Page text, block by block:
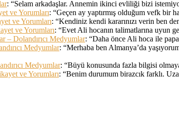
: “Selam arkadaşlar. Annemin ikinci evliliği bizi
ve Yorumları: “Geçen ay yaptırmış olduğum vefk bir
ve Yorumları: “Kendiniz kendi kararınızı verin ben
ve Yorumları: “Evet Ali hocanın talimatlarına uyun
– Dolandırıcı Medyumlar: “Daha önce Ali hoca ile
Medyumlar: “Merhaba ben Almanya’da
Medyumlar: “Büyü konusunda fazla bilgisi
ve Yorumları: “Benim durumum birazcık farklı.